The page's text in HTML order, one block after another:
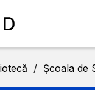
/ Şcoala de